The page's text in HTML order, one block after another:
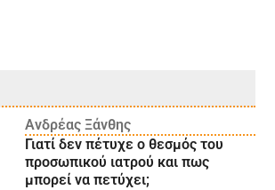
Ανδρέας Ξάνθης
Γιατί δεν πέτυχε ο θεσμός του
προσωπικού ιατρού και πως
μπορεί να πετύχει;